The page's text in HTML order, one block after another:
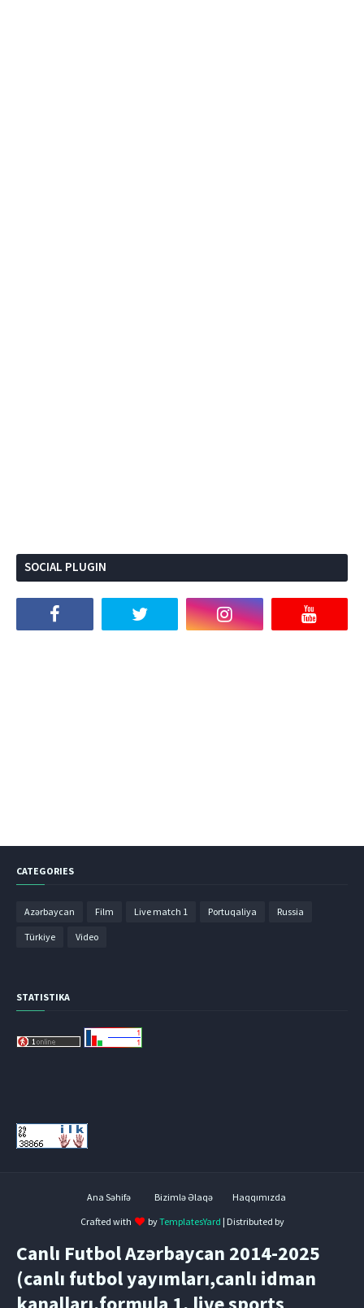
SOCIAL PLUGIN
CATEGORIES
Azərbaycan Film Live match 1 Portuqaliya Russia
Türkiye Video
STATISTIKA
Ana Səhifə Bizimlə Əlaqə
Haqqımızda
Crafted with
byTemplatesYard | Distributed by
Canlı Futbol Azərbaycan 2014-2025
(canlı futbol yayımları,canlı idman